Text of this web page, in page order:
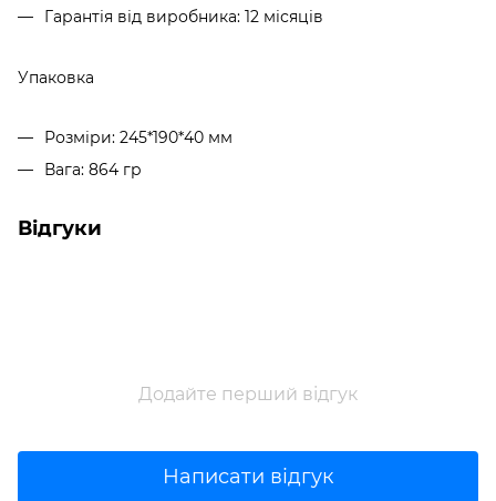
Гарантія від виробника: 12 місяців
Упаковка
Розміри: 245*190*40 мм
Вага: 864 гр
Відгуки
Додайте перший відгук
Написати відгук